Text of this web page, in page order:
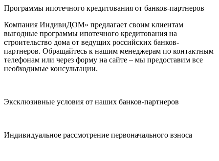
Программы ипотечного кредитования от банков-партнеров
Компания ИндивиДОМ» предлагает своим клиентам
выгодные программы ипотечного кредитования на
строительство дома от ведущих российских банков-
партнеров. Обращайтесь к нашим менеджерам по контактным
телефонам или через форму на сайте – мы предоставим все
необходимые консультации.
Эксклюзивные условия от наших банков-партнеров
Индивидуальное рассмотрение первоначального взноса